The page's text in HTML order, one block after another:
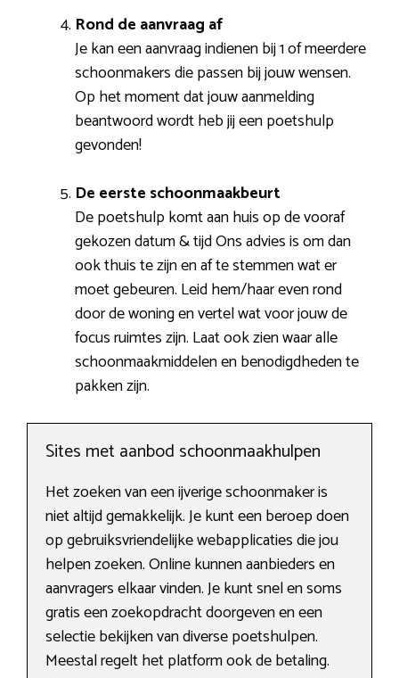
Rond de aanvraag af
Je kan een aanvraag indienen bij 1 of meerdere
schoonmakers die passen bij jouw wensen.
Op het moment dat jouw aanmelding
beantwoord wordt heb jij een poetshulp
gevonden!
De eerste schoonmaakbeurt
De poetshulp komt aan huis op de vooraf
gekozen datum & tijd Ons advies is om dan
ook thuis te zijn en af te stemmen wat er
moet gebeuren. Leid hem/haar even rond
door de woning en vertel wat voor jouw de
focus ruimtes zijn. Laat ook zien waar alle
schoonmaakmiddelen en benodigdheden te
pakken zijn.
Sites met aanbod schoonmaakhulpen
Het zoeken van een ijverige schoonmaker is
niet altijd gemakkelijk. Je kunt een beroep doen
op gebruiksvriendelijke webapplicaties die jou
helpen zoeken. Online kunnen aanbieders en
aanvragers elkaar vinden. Je kunt snel en soms
gratis een zoekopdracht doorgeven en een
selectie bekijken van diverse poetshulpen.
Meestal regelt het platform ook de betaling.